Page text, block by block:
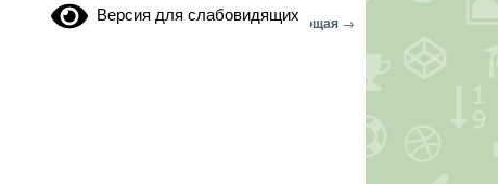
Версия для слабовидящих
Навигация
← Предыдущая Следующая →